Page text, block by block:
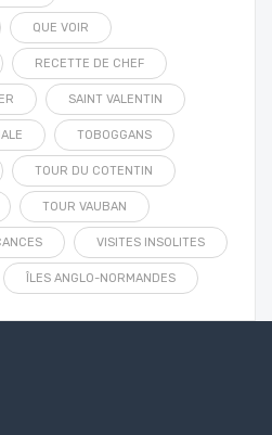
QUE VOIR
RECETTE DE CHEF
SAINT VALENTIN
TOBOGGANS
TOUR DU COTENTIN
TOUR VAUBAN
VISITES INSOLITES
ÎLES ANGLO-NORMANDES